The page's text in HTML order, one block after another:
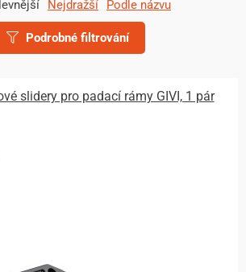
Nejdražší Podle názvu
Podrobné filtrování
slidery pro padací rámy GIVI, 1 pár